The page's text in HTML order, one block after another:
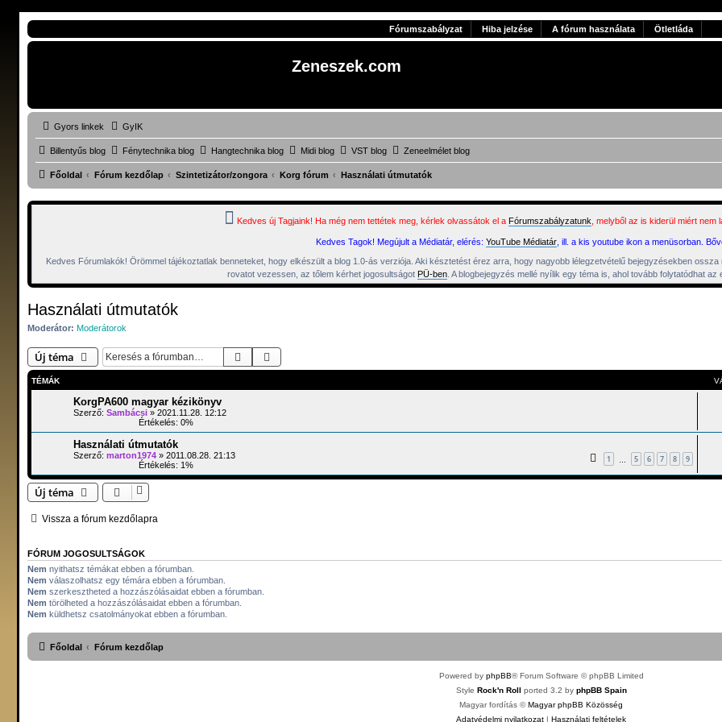
Fórumszabályzat Hiba jelzése A fórum használata Ötletláda
Zeneszek.com
Gyors linkek GyIK
Billentyűs blog Fénytechnika blog Hangtechnika blog Midi blog VST blog Zeneelmélet blog
Főoldal Fórum kezdőlap Szintetizátor/zongora Korg fórum Használati útmutatók
Kedves új Tagjaink! Ha még nem tettétek meg, kérlek olvassátok el a Fórumszabályzatunk , melyből az is kiderül miért
Kedves Tagok! Megújult a Médiatár, elérés:YouTube Médiatár , ill. a kis youtube ikon a menüsorban.
Kedves Fórumlakók! Örömmel tájékoztatlak benneteket, hogy elkészült a blog 1.0-ás verziója. Aki késztetést érez arra, hogy nagyobb lélegzetvételű bejegyzésekben
rovatot vezessen, az tőlem kérhet jogosultságot PÜ-ben . A blogbejegyzés mellé nyílik egy téma is, ahol tovább folytatódhat
Használati útmutatók
Moderátor: Moderátorok
Új téma Keresés
TÉMÁK
KorgPA600 magyar kézikönyv
Szerző: Sambácsi» 2021.11.28. 12:12
Értékelés: 0%
Használati útmutatók
Szerző: marton1974» 2011.08.28. 21:13 1 5 6 7 8 9
Értékelés: 1%
Új téma
Vissza a fórum kezdőlapra
FÓRUM JOGOSULTSÁGOK
Nem nyithatsz témákat ebben a fórumban.
Nem válaszolhatsz egy témára ebben a fórumban.
Nem szerkesztheted a hozzászólásaidat ebben a fórumban.
Nem törölheted a hozzászólásaidat ebben a fórumban.
Nem küldhetsz csatolmányokat ebben a fórumban.
Főoldal Fórum kezdőlap
Powered by phpBB® Forum Software © phpBB Limited
Style Rock'n Roll ported 3.2 by phpBB Spain
Magyar fordítás ©Magyar phpBB Közösség
Adatvédelmi nyilatkozat |Használati feltételek